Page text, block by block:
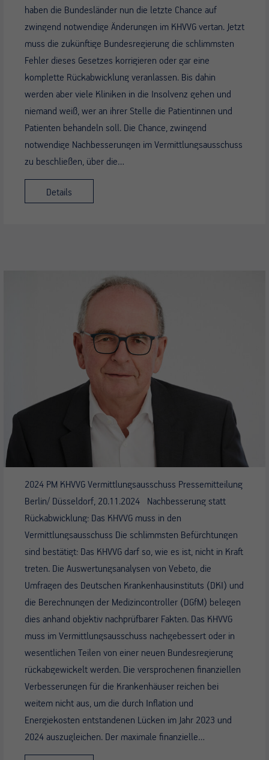
haben die Bundesländer nun die letzte Chance auf
zwingend notwendige Änderungen im KHVVG vertan. Jetzt
muss die zukünftige Bundesregierung die schlimmsten
Fehler dieses Gesetzes korrigieren oder gar eine
komplette Rückabwicklung veranlassen. Bis dahin
werden aber viele Kliniken in die Insolvenz gehen und
niemand weiß, wer an ihrer Stelle die Patientinnen und
Patienten behandeln soll. Die Chance, zwingend
notwendige Nachbesserungen im Vermittlungsausschuss
zu beschließen, über die…
Details
2024 PM KHVVG Vermittlungsausschuss Pressemitteilung
Berlin/ Düsseldorf, 20.11.2024 Nachbesserung statt
Rückabwicklung: Das KHVVG muss in den
Vermittlungsausschuss Die schlimmsten Befürchtungen
sind bestätigt: Das KHVVG darf so, wie es ist, nicht in Kraft
treten. Die Auswertungsanalysen von Vebeto, die
Umfragen des Deutschen Krankenhausinstituts (DKI) und
die Berechnungen der Medizincontroller (DGfM) belegen
dies anhand objektiv nachprüfbarer Fakten. Das KHVVG
muss im Vermittlungsausschuss nachgebessert oder in
wesentlichen Teilen von einer neuen Bundesregierung
rückabgewickelt werden. Die versprochenen finanziellen
Verbesserungen für die Krankenhäuser reichen bei
weitem nicht aus, um die durch Inflation und
Energiekosten entstandenen Lücken im Jahr 2023 und
2024 auszugleichen. Der maximale finanzielle…